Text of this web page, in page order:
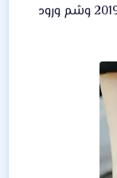
صور وشم للبنات 2019 صور وموديلات وشم 2019 وشم ورود